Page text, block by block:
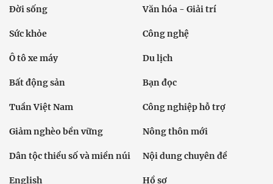
Đời sống Văn hóa - Giải trí
Sức khỏe Công nghệ
Ô tô xe máy Du lịch
Bất động sản Bạn đọc
Tuần Việt Nam Công nghiệp hỗ trợ
Giảm nghèo bền vững Nông thôn mới
Dân tộc thiểu số và miền núi Nội dung chuyên đề
English Hồ sơ